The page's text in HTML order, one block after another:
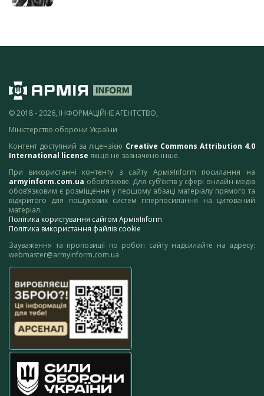
© 2018 - 2026, ІНФОРМАЦІЙНЕ АГЕНТСТВО,
Міністерство оборони України
Контент доступний за ліцензією Creative Commons Attribution 4.0
International license якщо не зазначено інше.
При використанні контенту з сайту АрміяInform посилання на
armyinform.com.ua обов’язкове. Для суб’єктів у сфері онлайн-медіа
обов’язковим є розміщення у першому абзаці матеріалу прямого та
відкритого для пошукових систем гіперпосилання на цитований
матеріал.
Політика користування сайтом АрміяInform
Політика використання файлів cookie
Зауваження та пропозиції по роботі сайту надсилайте на адресу:
webmaster@armyinform.com.ua